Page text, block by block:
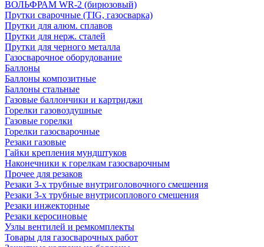
ВОЛЬФРАМ WR-2 (бирюзовый)
Прутки сварочные (TIG, газосварка)
Прутки для алюм. сплавов
Прутки для нерж. сталей
Прутки для черного металла
Газосварочное оборудование
Баллоны
Баллоны композитные
Баллоны стальные
Газовые баллончики и картриджи
Горелки газовоздушные
Газовые горелки
Горелки газосварочные
Резаки газовые
Гайки крепления мундштуков
Наконечники к горелкам газосварочным
Прочее для резаков
Резаки 3-х трубные внутриголовочного смешения
Резаки 3-х трубные внутрисоплового смешения
Резаки инжекторные
Резаки керосиновые
Узлы вентилей и ремкомплекты
Товары для газосварочных работ